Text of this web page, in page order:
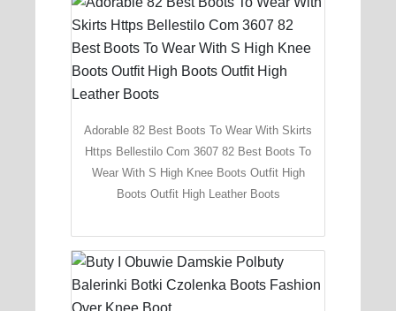
Adorable 82 Best Boots To Wear With Skirts
Https Bellestilo Com 3607 82 Best Boots To
Wear With S High Knee Boots Outfit High
Boots Outfit High Leather Boots